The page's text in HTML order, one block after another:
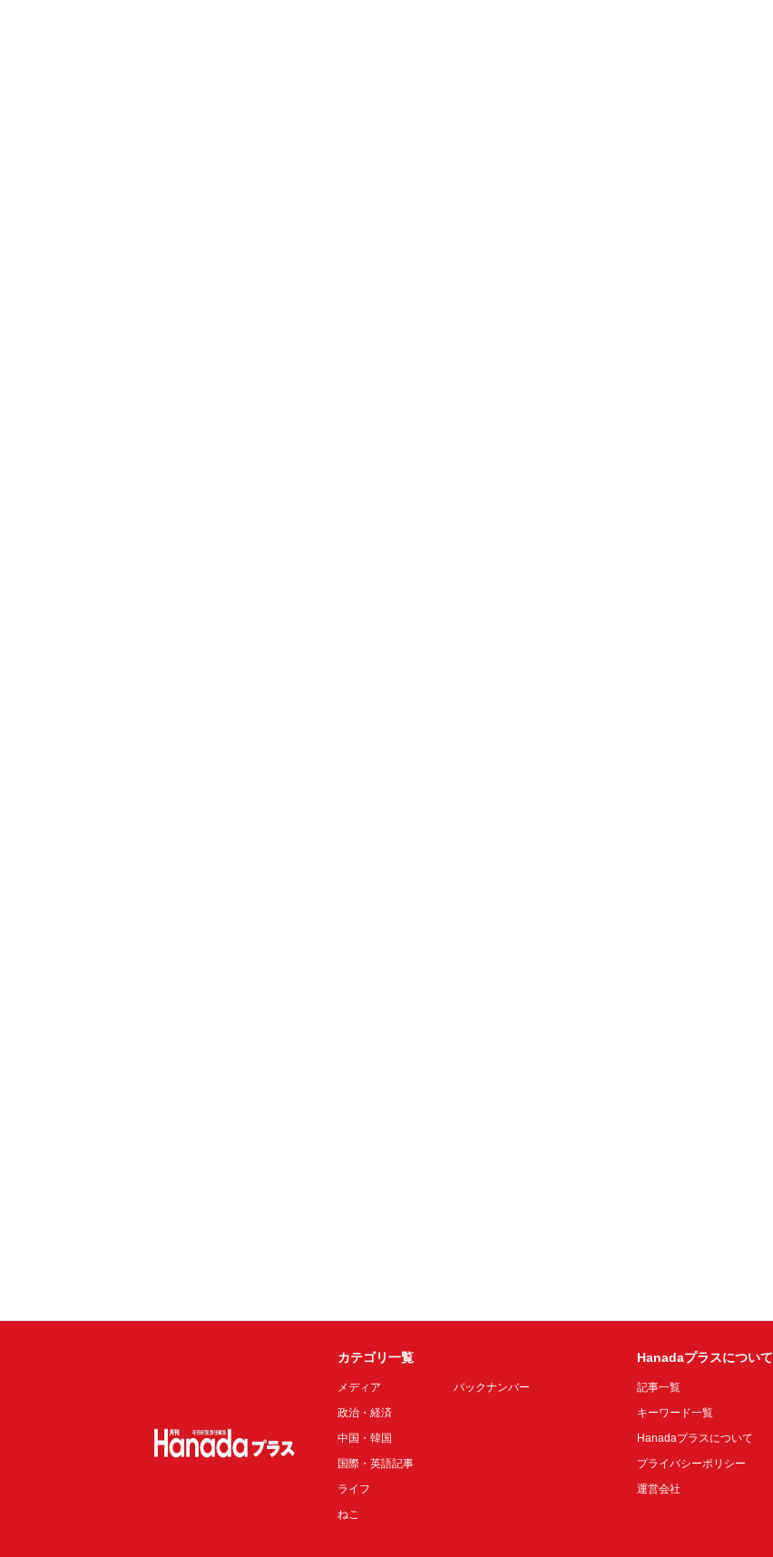
カテゴリ一覧
メディア
政治・経済
中国・韓国
国際・英語記事
ライフ
ねこ
バックナンバー
Hanadaプラスについて
記事一覧
キーワード一覧
Hanadaプラスについて
プライバシーポリシー
運営会社